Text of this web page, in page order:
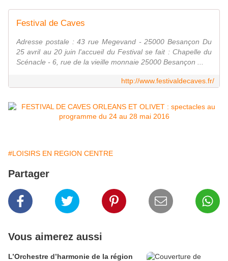
Festival de Caves
Adresse postale : 43 rue Megevand - 25000 Besançon Du
25 avril au 20 juin l'accueil du Festival se fait : Chapelle du
Scénacle - 6, rue de la vieille monnaie 25000 Besançon ...
http://www.festivaldecaves.fr/
#LOISIRS EN REGION CENTRE
Partager
Vous aimerez aussi
L’Orchestre d’harmonie de la région